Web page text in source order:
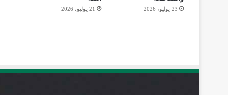
23 يوليو، 2026 21 يوليو، 2026